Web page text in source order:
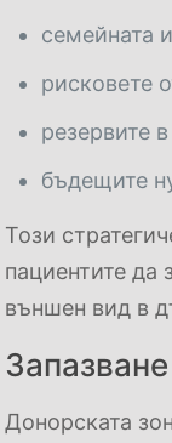
семейната
рисковете
резервите
бъдещите
Този
пациентите да
външен вид в
Донорската